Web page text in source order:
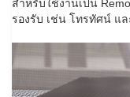
สำหรับใช้งานเป็น
รองรับ เช่น โทรทัศน์ แ